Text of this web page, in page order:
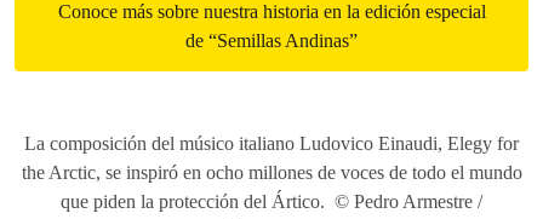
Conoce más sobre nuestra historia en la edición especial
de “Semillas Andinas”
La composición del músico italiano Ludovico Einaudi, Elegy for
the Arctic, se inspiró en ocho millones de voces de todo el mundo
que piden la protección del Ártico. © Pedro Armestre /